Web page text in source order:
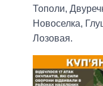
Тополи,
Новоселка,
Лозовая.